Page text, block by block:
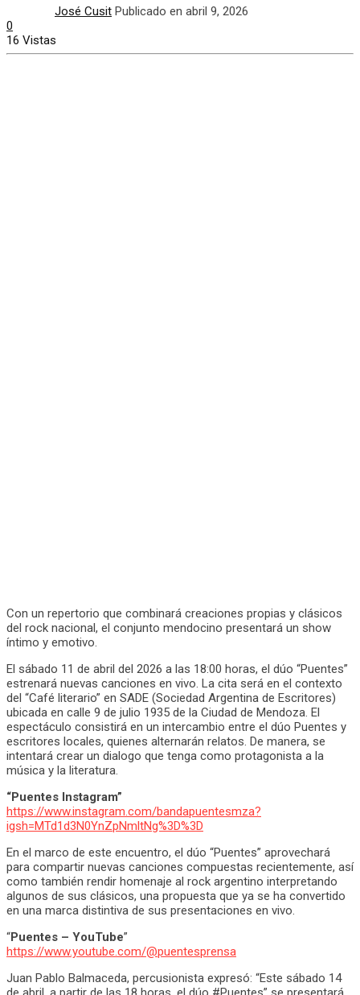
José Cusit Publicado en abril 9, 2026
0
16 Vistas
Con un repertorio que combinará creaciones propias y clásicos
del rock nacional, el conjunto mendocino presentará un show
íntimo y emotivo.
El sábado 11 de abril del 2026 a las 18:00 horas, el dúo “Puentes”
estrenará nuevas canciones en vivo. La cita será en el contexto
del “Café literario” en SADE (Sociedad Argentina de Escritores)
ubicada en calle 9 de julio 1935 de la Ciudad de Mendoza. El
espectáculo consistirá en un intercambio entre el dúo Puentes y
escritores locales, quienes alternarán relatos. De manera, se
intentará crear un dialogo que tenga como protagonista a la
música y la literatura.
“Puentes Instagram”
https://www.instagram.com/bandapuentesmza?
igsh=MTd1d3N0YnZpNmltNg%3D%3D
En el marco de este encuentro, el dúo “Puentes” aprovechará
para compartir nuevas canciones compuestas recientemente, así
como también rendir homenaje al rock argentino interpretando
algunos de sus clásicos, una propuesta que ya se ha convertido
en una marca distintiva de sus presentaciones en vivo.
“Puentes – YouTube”
https://www.youtube.com/@puentesprensa
Juan Pablo Balmaceda, percusionista expresó: “Este sábado 14